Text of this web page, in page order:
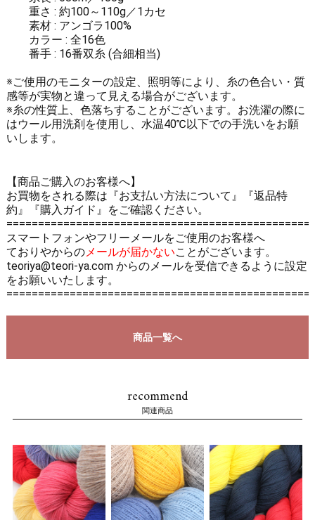
重さ : 約100～110g／1カセ
素材 : アンゴラ100%
カラー : 全16色
番手 : 16番双糸 (合細相当)
※ご使用のモニターの設定、照明等により、糸の色合い・質
感等が実物と違って見える場合がございます。
※糸の性質上、色落ちすることがございます。お洗濯の際に
はウール用洗剤を使用し、水温40℃以下での手洗いをお願
いします。
【商品ご購入のお客様へ】
お買物をされる際は 『お支払い方法について』
『返品特
約』
『購入ガイド』 をご確認ください。
スマートフォンやフリーメールをご使用のお客様へ
ておりやからのメールが届かないことがございます。
teoriya@teori-ya.com からのメールを受信できるように設定
をお願いいたします。
商品一覧へ
recommend
関連商品